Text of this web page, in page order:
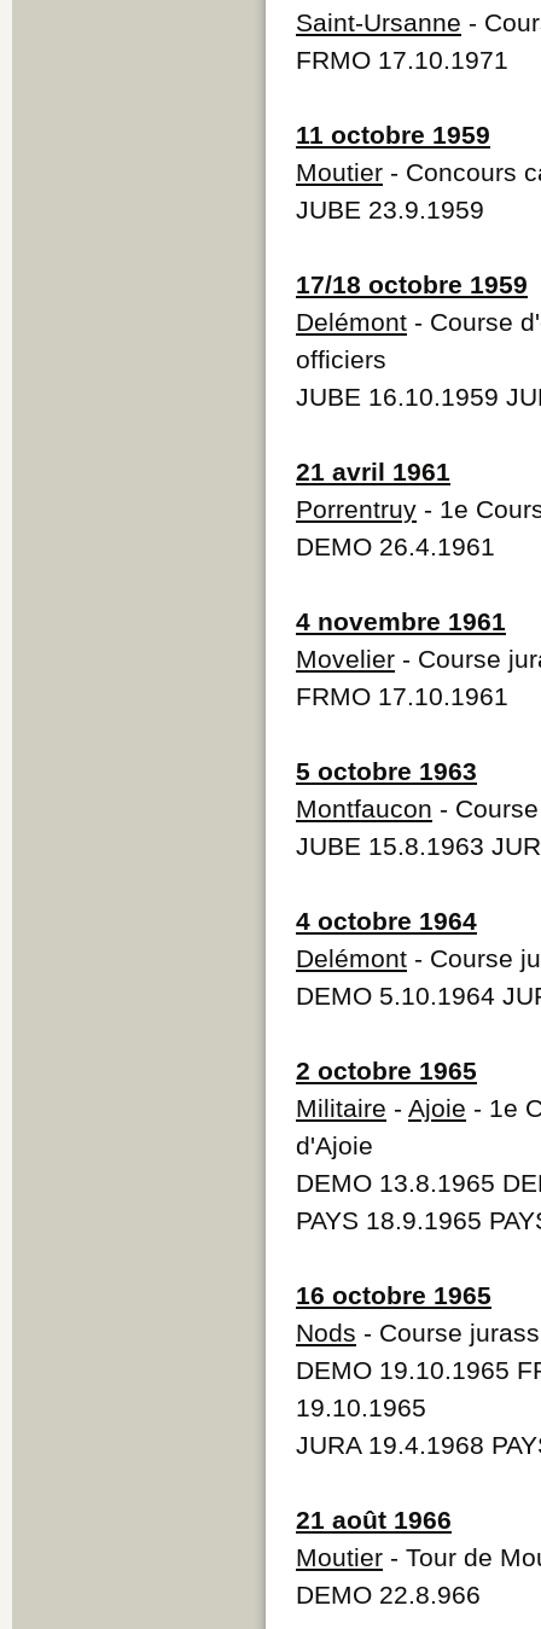
Saint-Ursanne -
FRMO 17.10.1971
11 octobre 1959
Moutier - Concours
JUBE 23.9.1959
17/18 octobre 1959
Delémont - Course
officiers
JUBE 16.10.1959
21 avril 1961
Porrentruy - 1e
DEMO 26.4.1961
4 novembre 1961
Movelier - Course
FRMO 17.10.1961
5 octobre 1963
Montfaucon -
JUBE 15.8.1963
4 octobre 1964
Delémont - Course
DEMO 5.10.1964
2 octobre 1965
Militaire - Ajoie - 1e
d'Ajoie
DEMO 13.8.1965
PAYS 18.9.1965
16 octobre 1965
Nods - Course
DEMO 19.10.1965
19.10.1965
JURA 19.4.1968
21 août 1966
Moutier - Tour de
DEMO 22.8.966